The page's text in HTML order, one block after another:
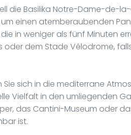
die Basilika Notre-Dame-de-
um einen atemberaubenden
in weniger als fünf Minuten
oder dem Stade Vélodrome,
sich in die mediterrane
Vielfalt in den umliegenden
das Cantini-Museum oder
ist.